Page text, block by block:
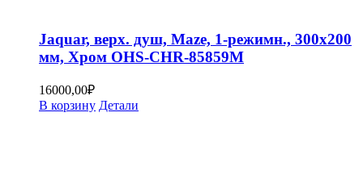
Jaquar, верх. душ, Maze, 1-режимн., 300х200
мм, Хром OHS-CHR-85859M
16000,00₽
В корзину Детали